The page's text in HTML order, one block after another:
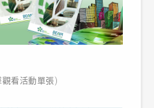
觀看活動單張)